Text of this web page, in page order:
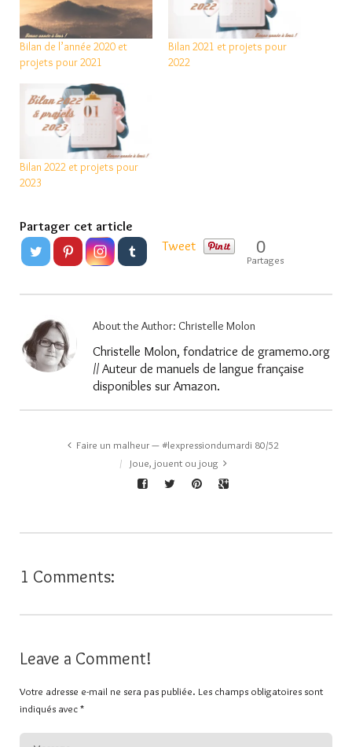
Bilan de l’année 2020 et
projets pour 2021
Bilan 2021 et projets pour
2022
Bilan 2022 et projets pour
2023
Partager cet article
Tweet
0
Partages
About the Author: Christelle Molon
Christelle Molon, fondatrice de gramemo.org
// Auteur de manuels de langue française
disponibles sur Amazon.
Faire un malheur — #lexpressiondumardi 80/52
Joue, jouent ou joug
1 Comments:
Leave a Comment!
Votre adresse e-mail ne sera pas publiée. Les champs obligatoires sont
indiqués avec*